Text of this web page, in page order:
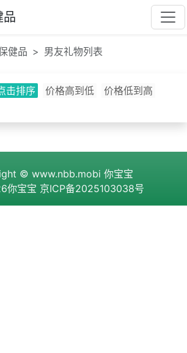
品
健品 男友礼物列表
击排序 价格高到低 价格低到高
© www.nbb.mobi 你宝宝
你宝宝 京ICP备2025103038号